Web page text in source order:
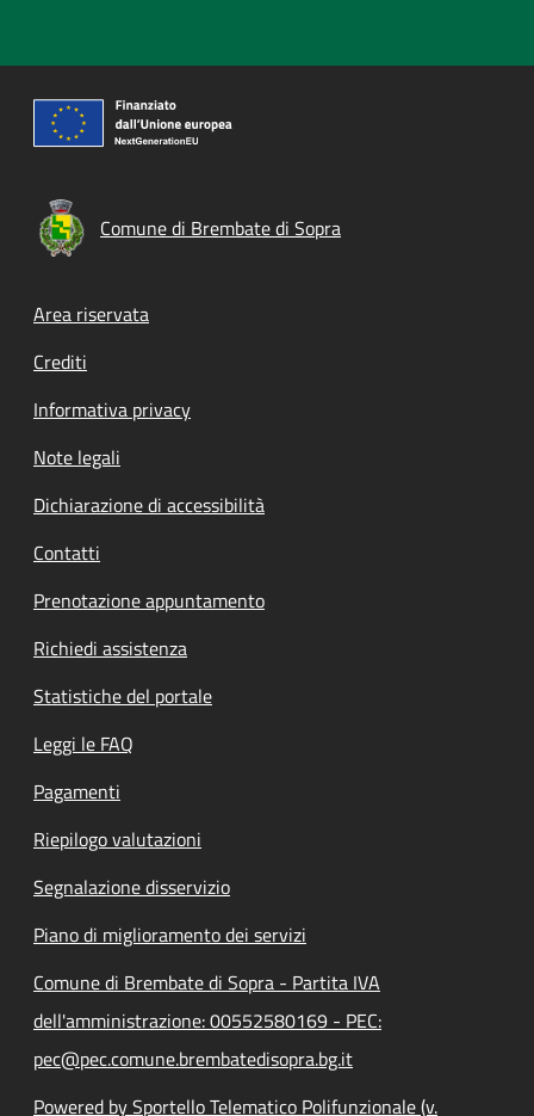
Comune di Brembate di Sopra
Footer menu
Area riservata
Crediti
Informativa privacy
Note legali
Dichiarazione di accessibilità
Contatti
Prenotazione appuntamento
Richiedi assistenza
Statistiche del portale
Leggi le FAQ
Pagamenti
Riepilogo valutazioni
Segnalazione disservizio
Piano di miglioramento dei servizi
Comune di Brembate di Sopra - Partita IVA
dell'amministrazione: 00552580169 - PEC:
pec@pec.comune.brembatedisopra.bg.it
Powered by Sportello Telematico Polifunzionale (v.